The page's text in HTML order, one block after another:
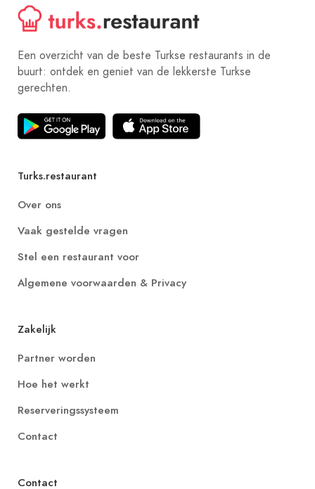
Een overzicht van de beste Turkse restaurants in de
buurt: ontdek en geniet van de lekkerste Turkse
gerechten.
Turks.restaurant
Over ons
Vaak gestelde vragen
Stel een restaurant voor
Algemene voorwaarden & Privacy
Zakelijk
Partner worden
Hoe het werkt
Reserveringssysteem
Contact
Contact